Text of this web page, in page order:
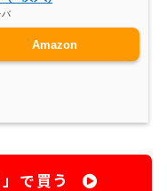
バ
Amazon
で買う